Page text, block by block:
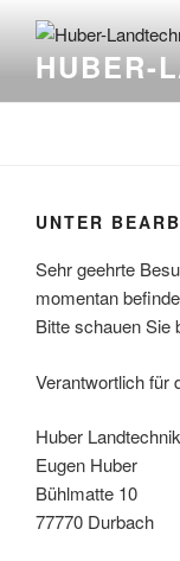
Inhalt
springen
HUBER-
UNTER
Sehr geehrte
momentan
Bitte schauen Sie
Verantwortlich für
Huber Landtechnik
Eugen Huber
Bühlmatte 10
77770 Durbach